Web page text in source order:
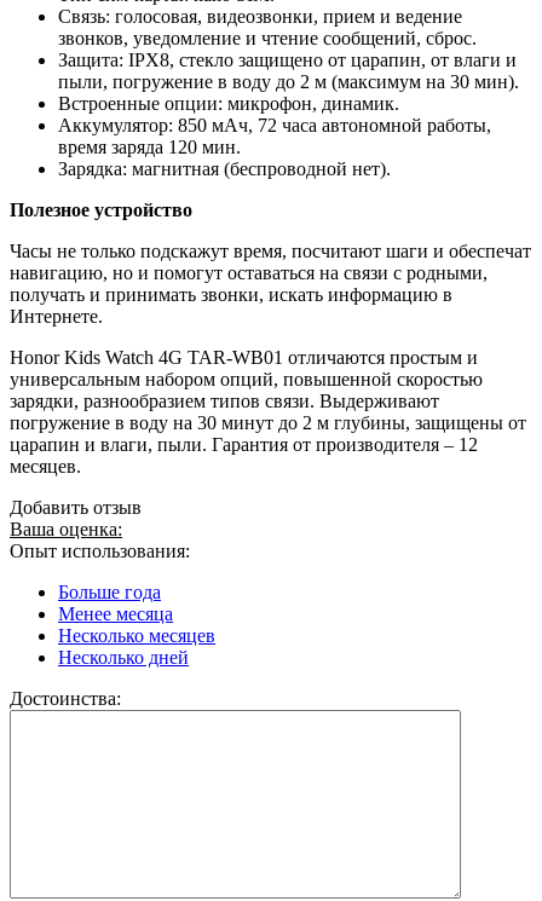
Связь: голосовая, видеозвонки, прием и ведение
звонков, уведомление и чтение сообщений, сброс.
Защита: IPX8, стекло защищено от царапин, от влаги и
пыли, погружение в воду до 2 м (максимум на 30 мин).
Встроенные опции: микрофон, динамик.
Аккумулятор: 850 мАч, 72 часа автономной работы,
время заряда 120 мин.
Зарядка: магнитная (беспроводной нет).
Полезное устройство
Часы не только подскажут время, посчитают шаги и обеспечат
навигацию, но и помогут оставаться на связи с родными,
получать и принимать звонки, искать информацию в
Интернете.
Honor Kids Watch 4G TAR-WB01 отличаются простым и
универсальным набором опций, повышенной скоростью
зарядки, разнообразием типов связи. Выдерживают
погружение в воду на 30 минут до 2 м глубины, защищены от
царапин и влаги, пыли. Гарантия от производителя – 12
месяцев.
Добавить отзыв
Ваша оценка:
Опыт использования:
Больше года
Менее месяца
Несколько месяцев
Несколько дней
Достоинства: